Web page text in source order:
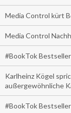
Media Control kürt
Media Control
#BookTok
Karlheinz Kögel
außergewöhnliche
#BookTok